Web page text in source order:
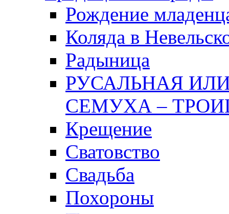
Рождение
Коляда в
Радыница
РУСАЛЬНАЯ
СЕМУХА –
Крещение
Сватовство
Свадьба
Похороны